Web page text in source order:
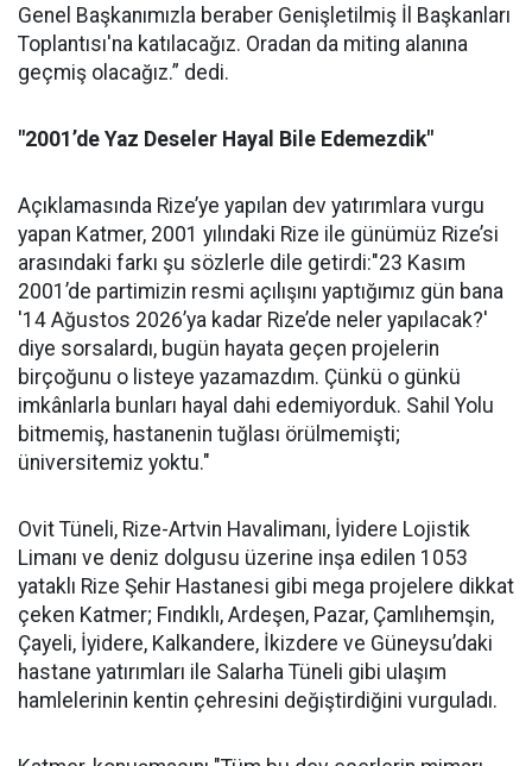
Genel Başkanımızla beraber Genişletilmiş İl Başkanları
Toplantısı'na katılacağız. Oradan da miting alanına
geçmiş olacağız.” dedi.
"2001’de Yaz Deseler Hayal Bile Edemezdik"
Açıklamasında Rize’ye yapılan dev yatırımlara vurgu
yapan Katmer, 2001 yılındaki Rize ile günümüz Rize’si
arasındaki farkı şu sözlerle dile getirdi:"23 Kasım
2001’de partimizin resmi açılışını yaptığımız gün bana
'14 Ağustos 2026’ya kadar Rize’de neler yapılacak?'
diye sorsalardı, bugün hayata geçen projelerin
birçoğunu o listeye yazamazdım. Çünkü o günkü
imkânlarla bunları hayal dahi edemiyorduk. Sahil Yolu
bitmemiş, hastanenin tuğlası örülmemişti;
üniversitemiz yoktu."
Ovit Tüneli, Rize-Artvin Havalimanı, İyidere Lojistik
Limanı ve deniz dolgusu üzerine inşa edilen 1053
yataklı Rize Şehir Hastanesi gibi mega projelere dikkat
çeken Katmer; Fındıklı, Ardeşen, Pazar, Çamlıhemşin,
Çayeli, İyidere, Kalkandere, İkizdere ve Güneysu’daki
hastane yatırımları ile Salarha Tüneli gibi ulaşım
hamlelerinin kentin çehresini değiştirdiğini vurguladı.